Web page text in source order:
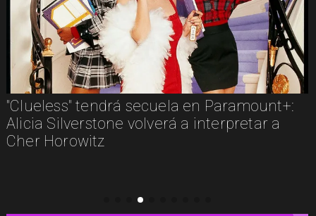
"Clueless" tendrá secuela en Paramount+:
Alicia Silverstone volverá a interpretar a
Cher Horowitz